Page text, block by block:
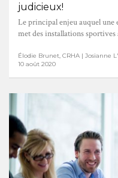
judicieux!
Le principal enjeu auquel une
met des installations sportives
Élodie Brunet, CRHA | Josianne
10 août 2020